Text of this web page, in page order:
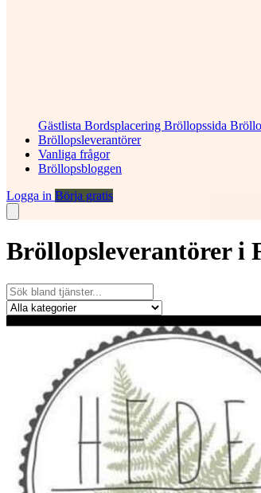
Gästlista Bordsplacering Bröllopssida
Bröllopsleverantörer
Vanliga frågor
Bröllopsbloggen
Logga in Börja gratis
Bröllopsleverantörer i